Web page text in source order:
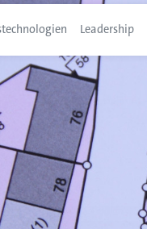
Leadership